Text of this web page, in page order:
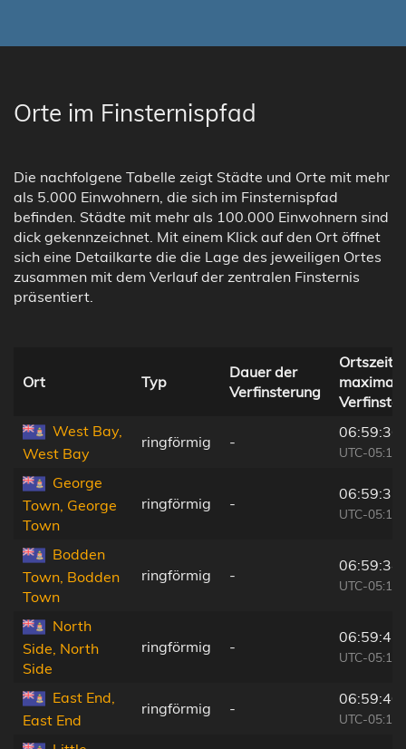
Orte im Finsternispfad
Die nachfolgene Tabelle zeigt Städte und Orte mit mehr
als 5.000 Einwohnern, die sich im Finsternispfad
befinden. Städte mit mehr als 100.000 Einwohnern sind
dick gekennzeichnet. Mit einem Klick auf den Ort öffnet
sich eine Detailkarte die die Lage des jeweiligen Ortes
zusammen mit dem Verlauf der zentralen Finsternis
präsentiert.
Ort Typ
Dauer der
Verfinsterung
Ortszeit
West Bay,
West Bay
ringförmig -
06:59:36
UTC-05:19
George
Town, George
Town
ringförmig -
06:59:31
UTC-05:19
Bodden
Town, Bodden
Town
ringförmig -
06:59:34
UTC-05:19
North
Side, North
Side
ringförmig -
06:59:41
UTC-05:19
East End,
East End
ringförmig -
06:59:40
UTC-05:19